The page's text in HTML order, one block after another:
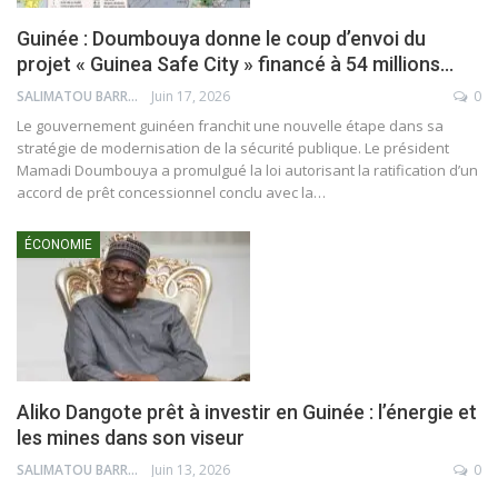
Guinée : Doumbouya donne le coup d’envoi du
projet « Guinea Safe City » financé à 54 millions…
SALIMATOU BARRY Juin 17, 2026 0
Le gouvernement guinéen franchit une nouvelle étape dans sa
stratégie de modernisation de la sécurité publique. Le président
Mamadi Doumbouya a promulgué la loi autorisant la ratification d’un
accord de prêt concessionnel conclu avec la…
ÉCONOMIE
Aliko Dangote prêt à investir en Guinée : l’énergie et
les mines dans son viseur
SALIMATOU BARRY Juin 13, 2026 0